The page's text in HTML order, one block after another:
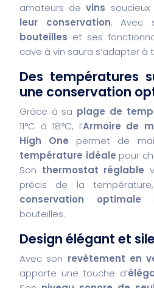
amateurs devins soucieux
leur conservation. Avec
bouteilles et ses
cave à vin saura s’adapter à
Des températures
une conservation
Grâce à sa plage de
11°C à 18°C, l’Armoire de
High One permet de
température idéale pour
Son thermostat réglable
précis de la
conservation optimale
bouteilles.
Design élégant et
Avec son revêtement en
apporte une touche d’